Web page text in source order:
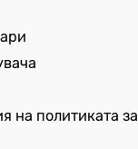
на политиката за